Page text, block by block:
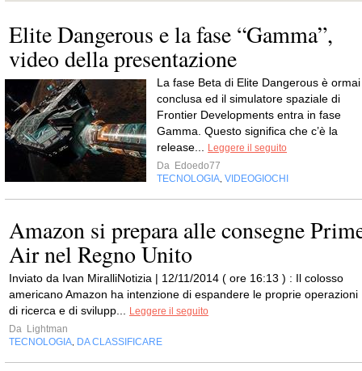
Elite Dangerous e la fase “Gamma”,
video della presentazione
La fase Beta di Elite Dangerous è ormai
conclusa ed il simulatore spaziale di
Frontier Developments entra in fase
Gamma. Questo significa che c’è la
release...
Leggere il seguito
Da Edoedo77
TECNOLOGIA VIDEOGIOCHI
Amazon si prepara alle consegne
Air nel Regno Unito
Inviato da Ivan MiralliNotizia | 12/11/2014 ( ore 16:13 ) : Il colosso
americano Amazon ha intenzione di espandere le proprie operazioni
di ricerca e di svilupp...
Leggere il seguito
Da Lightman
TECNOLOGIA DA CLASSIFICARE